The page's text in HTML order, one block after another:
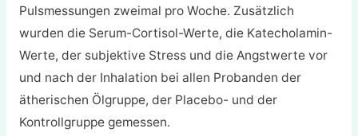
Pulsmessungen zweimal pro Woche. Zusätzlich
wurden die Serum-Cortisol-Werte, die Katecholamin-
Werte, der subjektive Stress und die Angstwerte vor
und nach der Inhalation bei allen Probanden der
ätherischen Ölgruppe, der Placebo- und der
Kontrollgruppe gemessen.